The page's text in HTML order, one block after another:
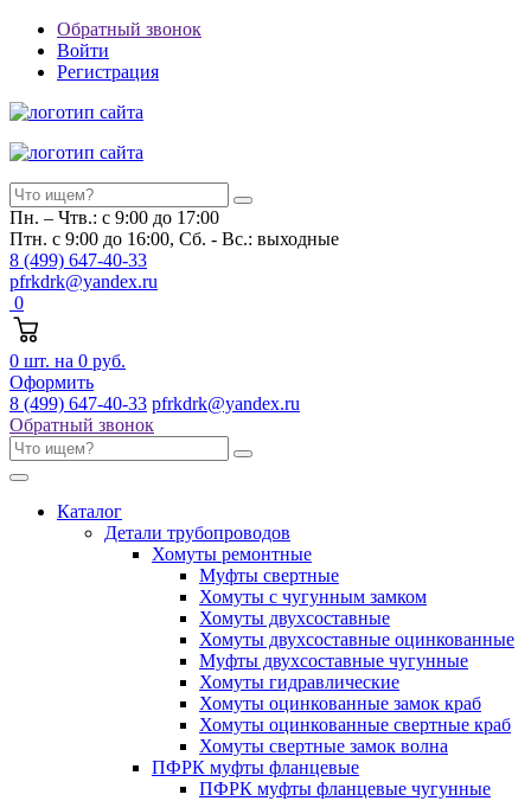
Обратный звонок
Войти
Регистрация
Пн. – Чтв.: с 9:00 до 17:00
Птн. с 9:00 до 16:00, Сб. - Вс.: выходные
8 (499) 647-40-33
pfrkdrk@yandex.ru
0
0 шт. на 0 руб.
Оформить
8 (499) 647-40-33 pfrkdrk@yandex.ru
Обратный звонок
Каталог
Детали трубопроводов
Хомуты ремонтные
Муфты свертные
Хомуты с чугунным замком
Хомуты двухсоставные
Хомуты двухсоставные оцинкованные
Муфты двухсоставные чугунные
Хомуты гидравлические
Хомуты оцинкованные замок краб
Хомуты оцинкованные свертные краб
Хомуты свертные замок волна
ПФРК муфты фланцевые
ПФРК муфты фланцевые чугунные